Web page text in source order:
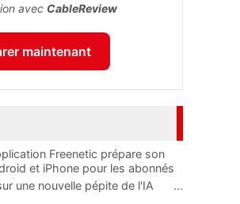
avec CableReview
maintenant
Freenetic prépare son
et iPhone pour les abonnés
laune nouvelle pépite de l'IA ...